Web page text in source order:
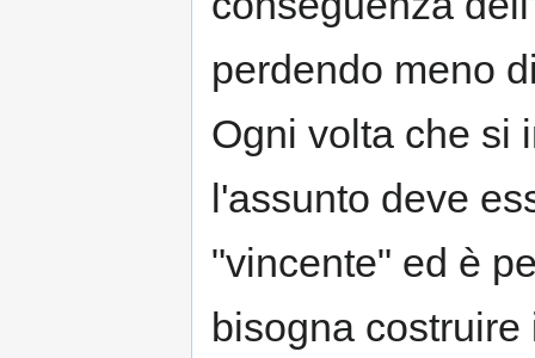
perdendo meno
Ogni volta che si
l'assunto deve
"vincente" ed è
bisogna